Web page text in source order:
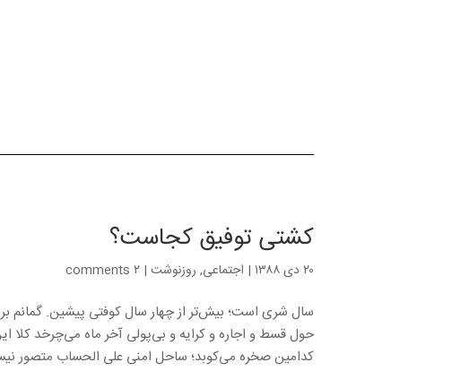
کشتی توفیق کجاست؟
۲۰ دی ۱۳۸۸ | اجتماعی, روزنوشت |۲ comments
سال شری است؛ بیش‌تر از چهار سال کوفتی پیشین. گمانم
حول قسط و اجاره و کرایه و بی‌پولی آخر ماه می‌چرخد کلا
کدامین صخره می‌کوبد؛ ساحل امنی علی الحساب متصور